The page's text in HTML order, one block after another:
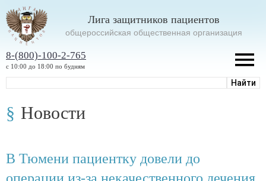
Лига защитников пациентов
oбщероссийская общественная организация
8-(800)-100-2-765
с 10:00 до 18:00 по будням
Новости
В Тюмени пациентку довели до
операции из-за некачественного лечения